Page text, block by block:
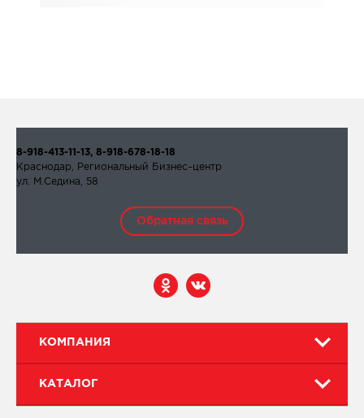
КОМПАНИЯ
КАТАЛОГ
8-918-413-11-13, 8-918-678-18-18
Краснодар, Региональный Бизнес–центр
ул. М.Седина, 58
Обратная связь